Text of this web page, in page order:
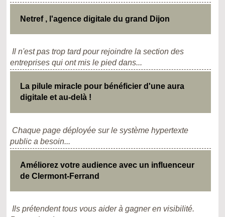
Netref , l'agence digitale du grand Dijon
Il n'est pas trop tard pour rejoindre la section des
entreprises qui ont mis le pied dans...
La pilule miracle pour bénéficier d'une aura
digitale et au-delà !
Chaque page déployée sur le système hypertexte
public a besoin...
Améliorez votre audience avec un influenceur
de Clermont-Ferrand
Ils prétendent tous vous aider à gagner en visibilité.